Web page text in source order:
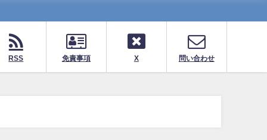
RSS 免責事項 X 問い合わせ